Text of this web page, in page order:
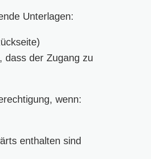
Unterlagen:
dass der Zugang zu
wenn:
enthalten sind